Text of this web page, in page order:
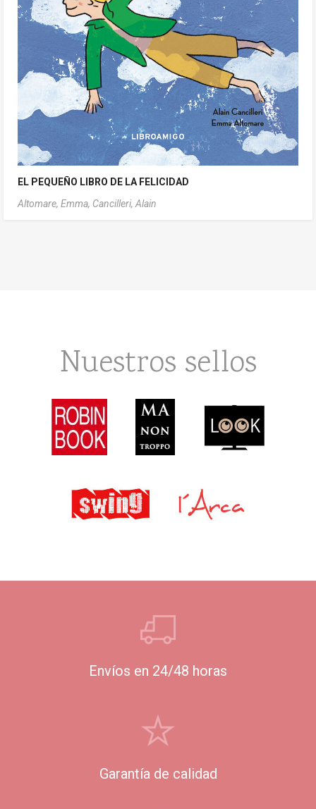
EL PEQUEÑO LIBRO DE LA FELICIDAD
Altomare, Emma, Cancilleri, Alain
Nuestros sellos
Envíos en 24/48 horas
Garantía de calidad